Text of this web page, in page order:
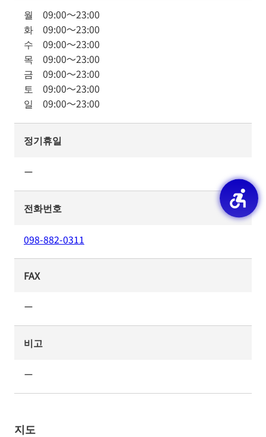
월 09:00～23:00
화 09:00～23:00
수 09:00～23:00
목 09:00～23:00
금 09:00～23:00
토 09:00～23:00
일 09:00～23:00
정기휴일
ー
전화번호
098-882-0311
FAX
ー
비고
ー
지도